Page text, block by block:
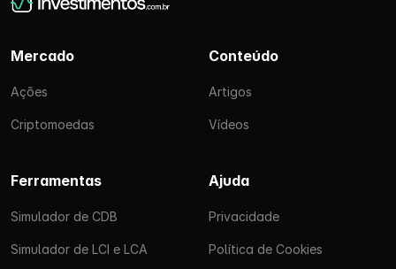
Mercado
Ações
Criptomoedas
Conteúdo
Artigos
Vídeos
Ferramentas
Simulador de CDB
Simulador de LCI e LCA
Ajuda
Privacidade
Política de Cookies